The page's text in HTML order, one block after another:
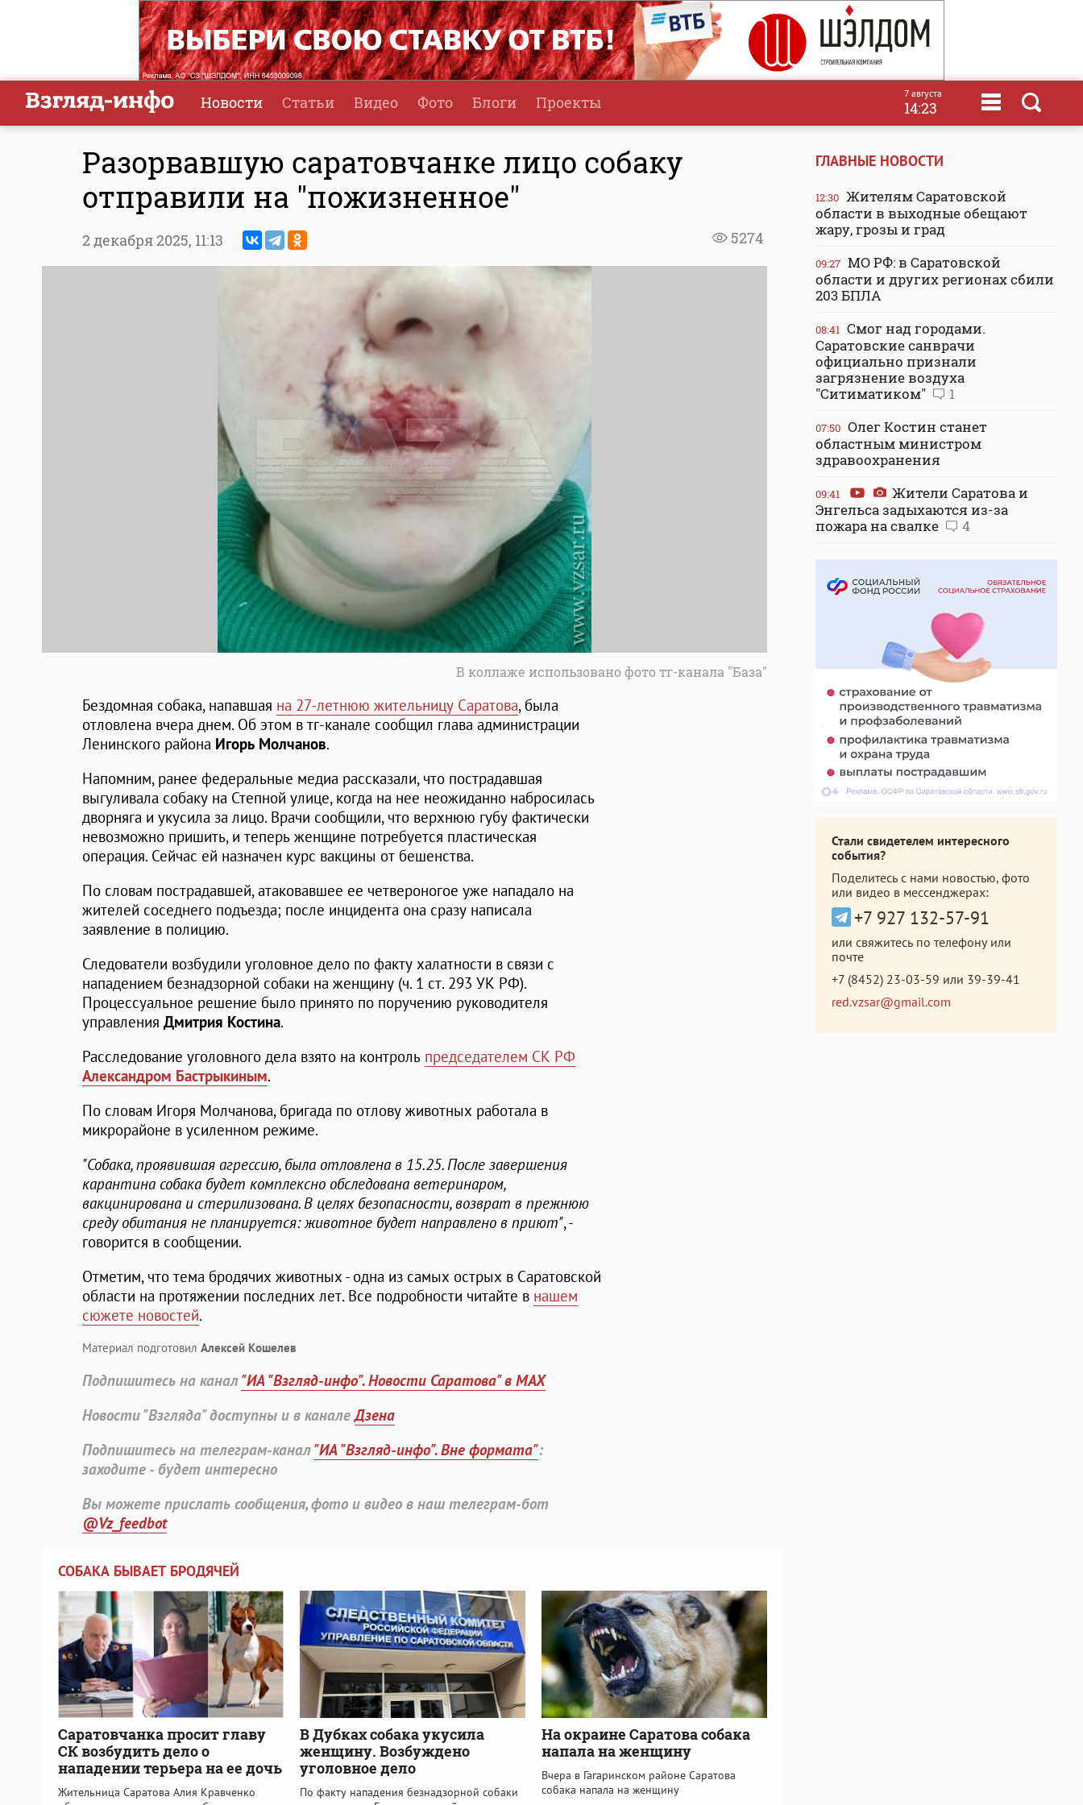
Новости Статьи Видео Фото Блоги Проекты 7 августа
14:23
Разорвавшую саратовчанке лицо собаку
отправили на "пожизненное"
5274
2 декабря 2025, 11:13
В коллаже использовано фото тг-канала "База"
Бездомная собака, напавшая на 27-летнюю жительницу Саратова, была
отловлена вчера днем. Об этом в тг-канале сообщил глава администрации
Ленинского района Игорь Молчанов.
Напомним, ранее федеральные медиа рассказали, что пострадавшая
выгуливала собаку на Степной улице, когда на нее неожиданно набросилась
дворняга и укусила за лицо. Врачи сообщили, что верхнюю губу фактически
невозможно пришить, и теперь женщине потребуется пластическая
операция. Сейчас ей назначен курс вакцины от бешенства.
По словам пострадавшей, атаковавшее ее четвероногое уже нападало на
жителей соседнего подъезда; после инцидента она сразу написала
заявление в полицию.
Следователи возбудили уголовное дело по факту халатности в связи с
нападением безнадзорной собаки на женщину (ч. 1 ст. 293 УК РФ).
Процессуальное решение было принято по поручению руководителя
управления Дмитрия Костина.
Расследование уголовного дела взято на контроль председателем СК РФ
Александром Бастрыкиным.
По словам Игоря Молчанова, бригада по отлову животных работала в
микрорайоне в усиленном режиме.
"Собака, проявившая агрессию, была отловлена в 15.25. После завершения
карантина собака будет комплексно обследована ветеринаром,
вакцинирована и стерилизована. В целях безопасности, возврат в прежнюю
среду обитания не планируется: животное будет направлено в приют", -
говорится в сообщении.
Отметим, что тема бродячих животных - одна из самых острых в Саратовской
области на протяжении последних лет. Все подробности читайте в нашем
сюжете новостей.
Материал подготовил Алексей Кошелев
Подпишитесь на канал"ИА "Взгляд-инфо". Новости Саратова" в MAX
Новости "Взгляда" доступны и в каналеДзена
Подпишитесь на телеграм-канал"ИА "Взгляд-инфо". Вне формата":
заходите - будет интересно
Вы можете прислать сообщения, фото и видео в наш телеграм-бот
@Vz_feedbot
СОБАКА БЫВАЕТ БРОДЯЧЕЙ
Саратовчанка просит главу
СК возбудить дело о
нападении терьера на ее дочь
Жительница Саратова Алия Кравченко
В Дубках собака укусила
женщину. Возбуждено
уголовное дело
По факту нападения безнадзорной собаки
На окраине Саратова собака
напала на женщину
Вчера в Гагаринском районе Саратова
собака напала на женщину
ГЛАВНЫЕ НОВОСТИ
12:30 Жителям Саратовской
области в выходные обещают
жару, грозы и град
09:27 МО РФ: в Саратовской
области и других регионах сбили
203 БПЛА
08:41 Смог над городами.
Саратовские санврачи
официально признали
загрязнение воздуха
"Ситиматиком"
1
07:50 Олег Костин станет
областным министром
здравоохранения
09:41
Жители Саратова и
Энгельса задыхаются из-за
пожара на свалке
4
Стали свидетелем интересного
события?
Поделитесь с нами новостью, фото
или видео в мессенджерах:
+7 927 132-57-91
или свяжитесь по телефону или
почте
+7 (8452) 23-03-59 или 39-39-41
red.vzsar@gmail.com